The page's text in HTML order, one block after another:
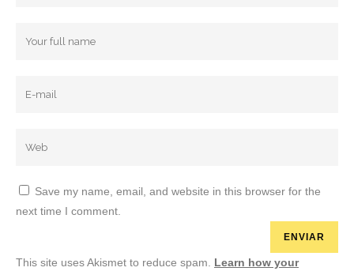
Save my name, email, and website in this browser for the
next time I comment.
This site uses Akismet to reduce spam. Learn how your